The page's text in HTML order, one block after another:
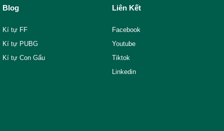
Blog
Kí tự FF
Kí tự PUBG
Kí tự Con Gấu
Liên Kết
Facebook
Youtube
Tiktok
Linkedin